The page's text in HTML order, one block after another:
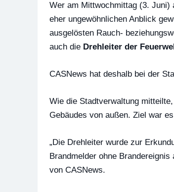
Wer am Mittwochmittag (3. Juni)
eher ungewöhnlichen Anblick
ausgelösten Rauch-
auch die Drehleiter der
CASNews hat deshalb bei der
Wie die Stadtverwaltung
Gebäudes von außen. Ziel war
„Die Drehleiter wurde zur
Brandmelder ohne
von CASNews.